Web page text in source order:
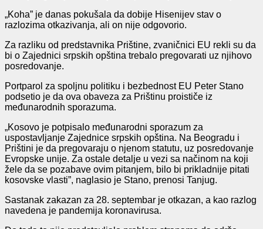
„Koha” je danas pokušala da dobije Hisenijev stav o
razlozima otkazivanja, ali on nije odgovorio.
Za razliku od predstavnika Prištine, zvaničnici EU rekli su da
bi o Zajednici srpskih opština trebalo pregovarati uz njihovo
posredovanje.
Portparol za spoljnu politiku i bezbednost EU Peter Stano
podsetio je da ova obaveza za Prištinu proističe iz
međunarodnih sporazuma.
„Kosovo je potpisalo međunarodni sporazum za
uspostavljanje Zajednice srpskih opština. Na Beogradu i
Prištini je da pregovaraju o njenom statutu, uz posredovanje
Evropske unije. Za ostale detalje u vezi sa načinom na koji
žele da se pozabave ovim pitanjem, bilo bi prikladnije pitati
kosovske vlasti”, naglasio je Stano, prenosi Tanjug.
Sastanak zakazan za 28. septembar je otkazan, a kao razlog
navedena je pandemija koronavirusa.